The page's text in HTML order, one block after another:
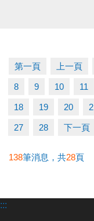
-洽詢專線：03-
-
https://
-FB : 桃園市蘆竹
-IG : @luzhusports
第一頁 上一頁
8 9 10 11
18 19 20
27 28 下一頁
138筆消息，共28頁
:::